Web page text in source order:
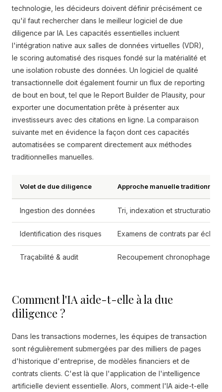
technologie, les décideurs doivent définir précisément ce
qu'il faut rechercher dans le meilleur logiciel de due
diligence par IA. Les capacités essentielles incluent
l'intégration native aux salles de données virtuelles (VDR),
le scoring automatisé des risques fondé sur la matérialité et
une isolation robuste des données. Un logiciel de qualité
transactionnelle doit également fournir un flux de reporting
de bout en bout, tel que le Report Builder de Plausity, pour
exporter une documentation prête à présenter aux
investisseurs avec des citations en ligne. La comparaison
suivante met en évidence la façon dont ces capacités
automatisées se comparent directement aux méthodes
traditionnelles manuelles.
Volet de due diligence Approche manuelle
Ingestion des données Tri, indexation et structuration
Identification des risques Examens de contrats par
Traçabilité & audit Recoupement chronophage
Comment l'IA aide-t-elle à la due
diligence ?
Dans les transactions modernes, les équipes de transaction
sont régulièrement submergées par des milliers de pages
d'historique d'entreprise, de modèles financiers et de
contrats clients. C'est là que l'application de l'intelligence
artificielle devient essentielle. Alors, comment l'IA aide-t-elle